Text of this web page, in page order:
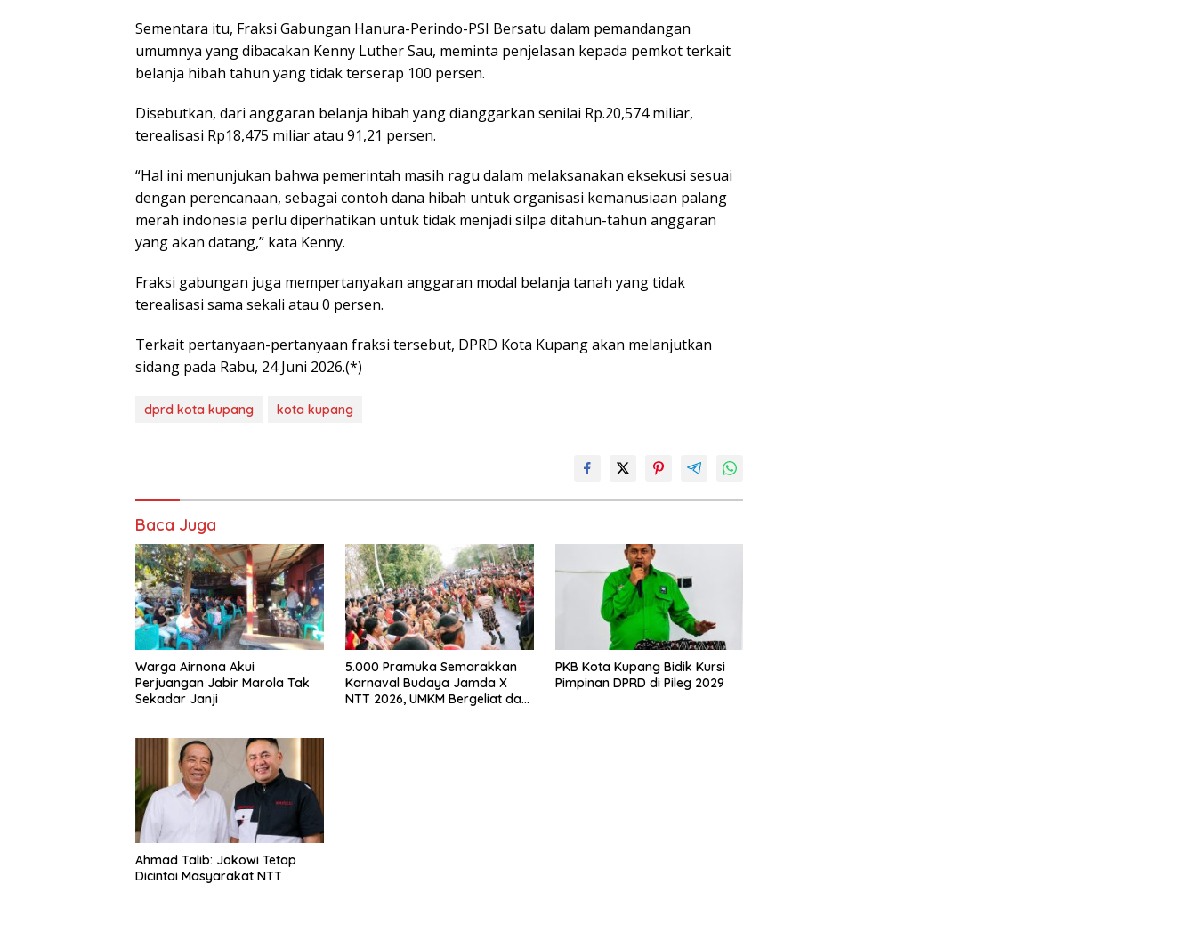
Sementara itu, Fraksi Gabungan Hanura-Perindo-PSI Bersatu dalam pemandangan
umumnya yang dibacakan Kenny Luther Sau, meminta penjelasan kepada pemkot terkait
belanja hibah tahun yang tidak terserap 100 persen.
Disebutkan, dari anggaran belanja hibah yang dianggarkan senilai Rp.20,574 miliar,
terealisasi Rp18,475 miliar atau 91,21 persen.
“Hal ini menunjukan bahwa pemerintah masih ragu dalam melaksanakan eksekusi sesuai
dengan perencanaan, sebagai contoh dana hibah untuk organisasi kemanusiaan palang
merah indonesia perlu diperhatikan untuk tidak menjadi silpa ditahun-tahun anggaran
yang akan datang,” kata Kenny.
Fraksi gabungan juga mempertanyakan anggaran modal belanja tanah yang tidak
terealisasi sama sekali atau 0 persen.
Terkait pertanyaan-pertanyaan fraksi tersebut, DPRD Kota Kupang akan melanjutkan
sidang pada Rabu, 24 Juni 2026.(*)
dprd kota kupang kota kupang
Baca Juga
Warga Airnona Akui
Perjuangan Jabir Marola Tak
Sekadar Janji
5.000 Pramuka Semarakkan
Karnaval Budaya Jamda X
NTT 2026, UMKM Bergeliat dan
PKB Kota Kupang Bidik Kursi
Pimpinan DPRD di Pileg 2029
Ahmad Talib: Jokowi Tetap
Dicintai Masyarakat NTT